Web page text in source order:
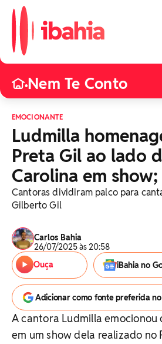
•Nem Te Conto
EMOCIONANTE
Ludmilla
Preta Gil ao lado
Carolina em
Cantoras dividiram palco para
Gilberto Gil
Carlos Bahia
26/07/2025 às 20:58
Ouça
iBahia no
Adicionar como fonte preferida
A cantora Ludmilla emocionou
em um show dela realizado no